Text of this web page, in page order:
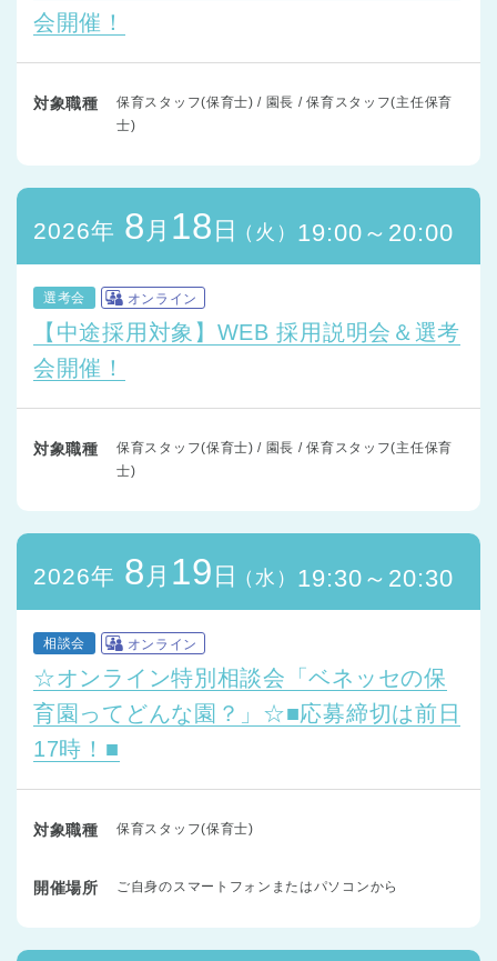
会開催！
対象職種
保育スタッフ(保育士) / 園長 / 保育スタッフ(主任保育
士)
2026年 8 月 18 日 （火） 19:00～20:00
選考会 オンライン
【中途採用対象】WEB 採用説明会＆選考
会開催！
対象職種
保育スタッフ(保育士) / 園長 / 保育スタッフ(主任保育
士)
2026年 8 月 19 日 （水） 19:30～20:30
相談会 オンライン
☆オンライン特別相談会「ベネッセの保
育園ってどんな園？」☆■応募締切は前日
17時！■
対象職種 保育スタッフ(保育士)
開催場所 ご自身のスマートフォンまたはパソコンから